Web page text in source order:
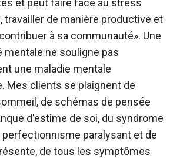
travailler de manière productive et
à sa communauté». Une
mentale ne souligne pas
une maladie mentale
Mes clients se plaignent de
de schémas de pensée
d'estime de soi, du syndrome
paralysant et de
de tous les symptômes